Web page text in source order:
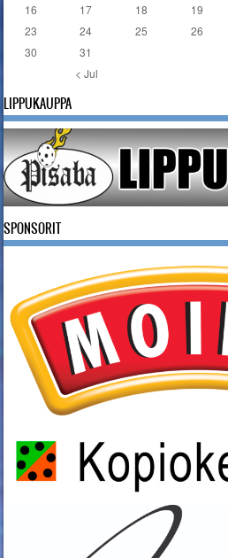
16
17 18 19
23
24 25 26
30
31
< Jul
LIPPUKAUPPA
SPONSORIT